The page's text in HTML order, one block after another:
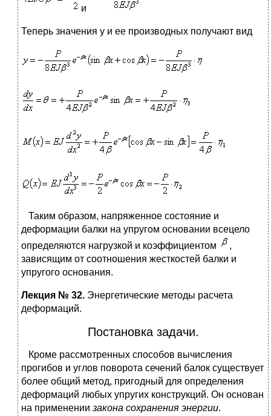
и
Теперь значения у и ее производных получают вид
Таким образом, напряженное состояние и
деформации балки на упругом основании всецело
определяются нагрузкой и коэффициентом
,
зависящим от соотношения жесткостей балки и
упругого основания.
Лекция № 32. Энергетические методы расчета
деформаций.
Постановка задачи.
Кроме рассмотренных способов вычисления
прогибов и углов поворота сечений балок существует
более общий метод, пригодный для определения
деформаций любых упругих конструкций. Он основан
на применении закона сохранения энергии.